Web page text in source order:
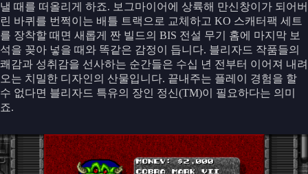
낼 때를 떠올리게 하죠. 보그마이어에 상륙해 만신창이가 되어버
린 바퀴를 번쩍이는 배틀 트랙으로 교체하고 KO 스캐터팩 세트
를 장착할 때면 새롭게 짠 빌드의 BIS 전설 무기 홈에 마지막 보
석을 꽂아 넣을 때와 똑같은 감정이 듭니다. 블리자드 작품들의
쾌감과 성취감을 선사하는 순간들은 수십 년 전부터 이어져 내려
오는 치밀한 디자인의 산물입니다. 끝내주는 플레이 경험을 할
수 없다면 블리자드 특유의 장인 정신(TM)이 필요하다는 의미
죠.